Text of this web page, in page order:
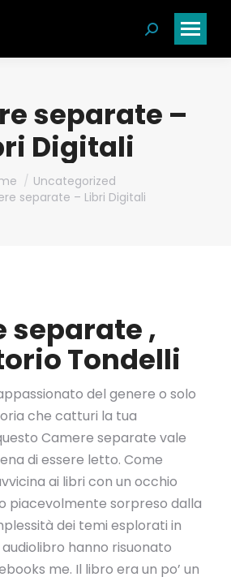
Search:
separate –
Digitali
Uncategorized
separate – Libri Digitali
separate ,
Tondelli
del genere o solo
che catturi la tua
Camere separate vale
di essere letto. Come
ai libri con un occhio
piacevolmente sorpreso dalla
dei temi esplorati in
hanno risuonato
me. Il libro era un po’ un